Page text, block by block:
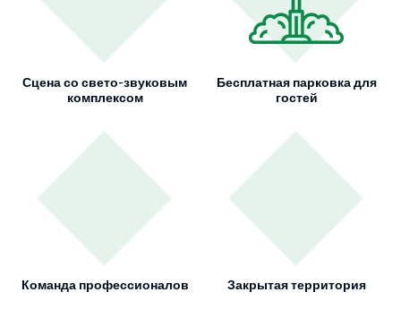
Сцена со свето-звуковым
комплексом
Бесплатная парковка для
гостей
Команда профессионалов Закрытая территория